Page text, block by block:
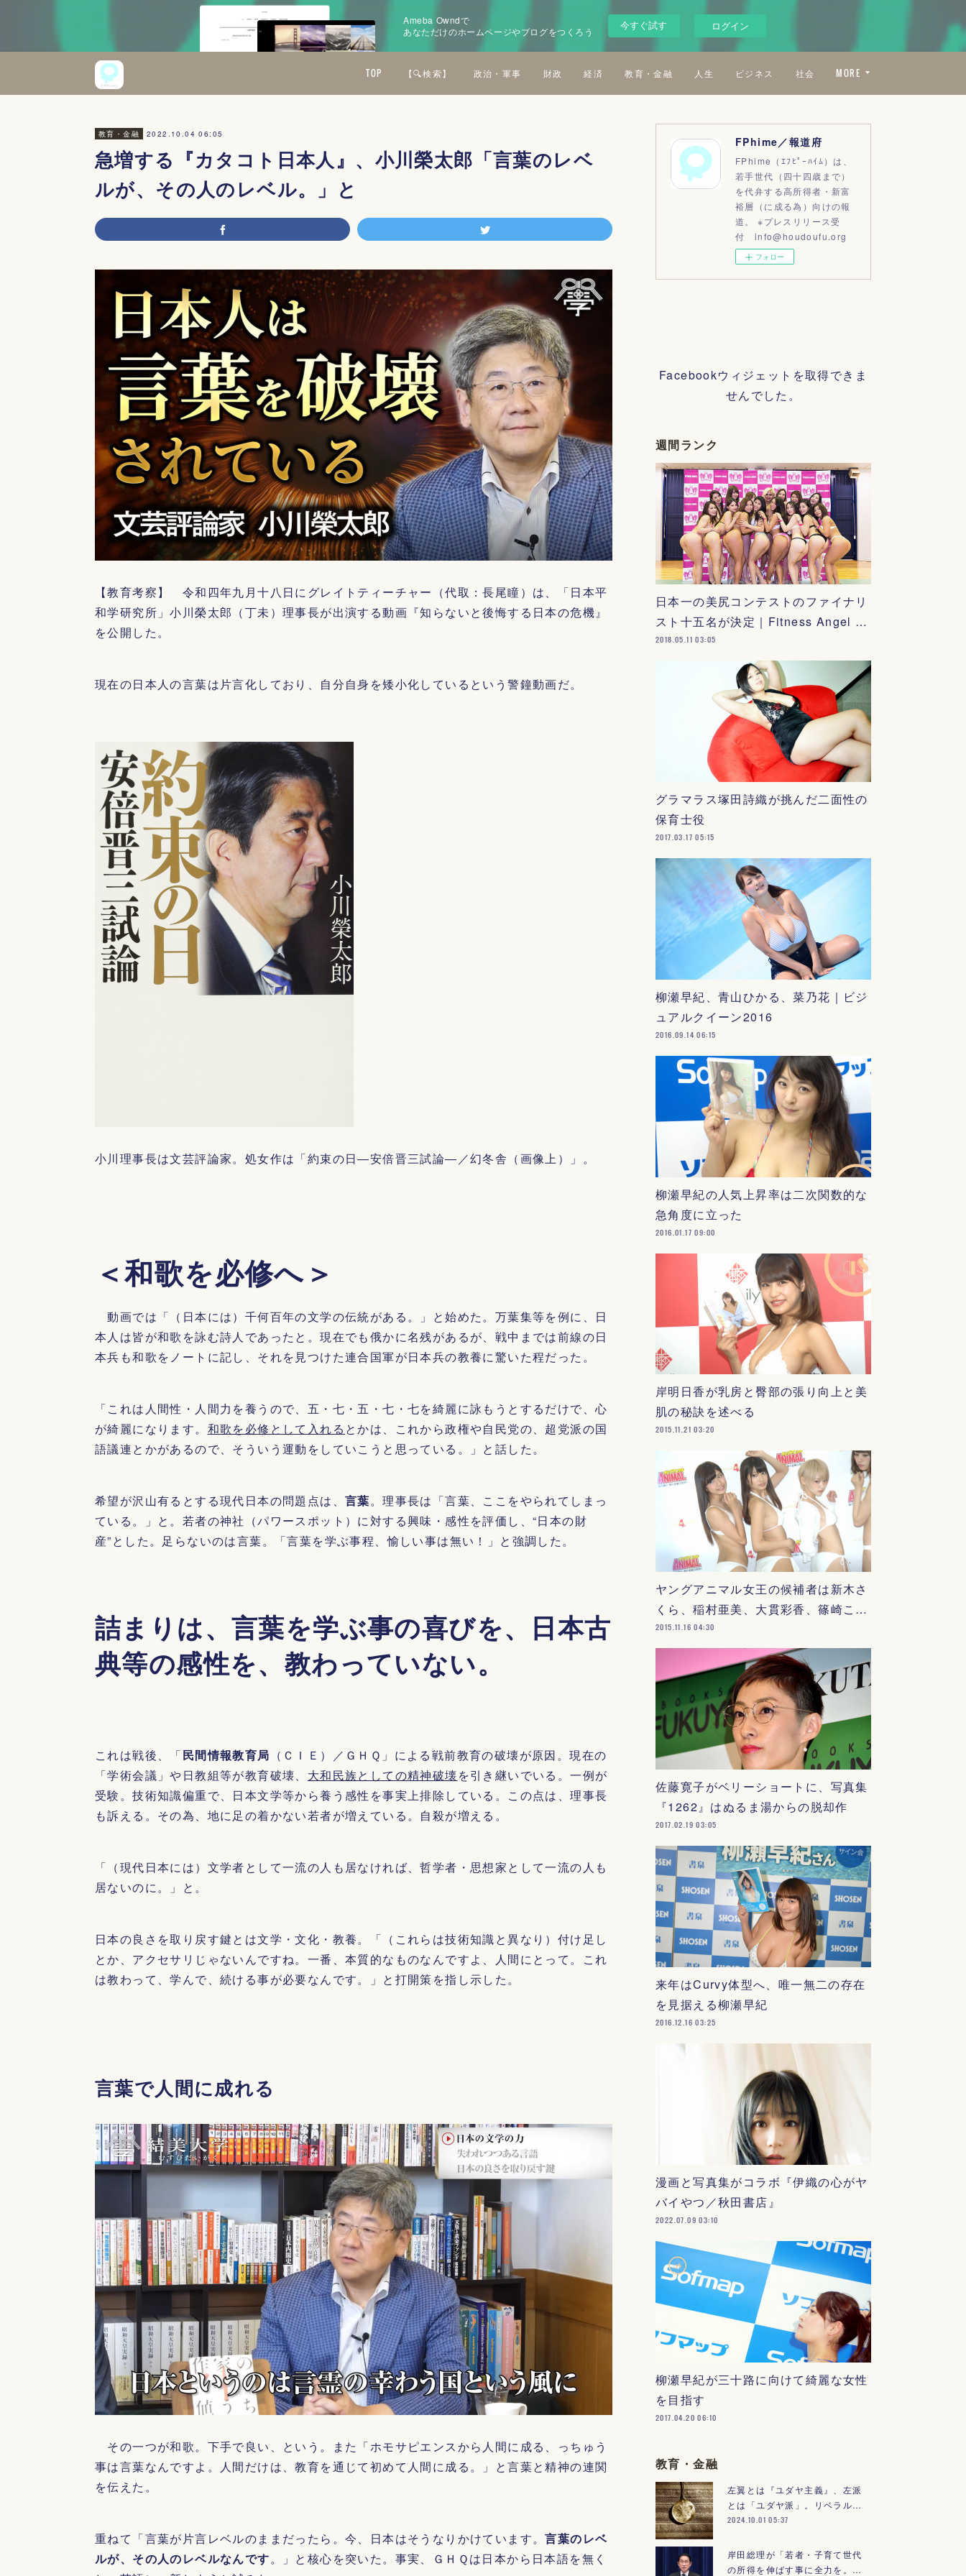
Ameba Owndで
あなただけのホームページやブログをつくろう
今すぐ試す ログイン
TOP 【🔍検索】 政治・軍事 財政 経済 教育・金融 人生 ビジネス 社会 MORE
教育・金融 2022.10.04 06:05
急増する『カタコト日本人』、小川榮太郎「言葉のレベ
ルが、その人のレベル。」と
【教育考察】 令和四年九月十八日にグレイトティーチャー（代取：長尾瞳）は、「日本平
和学研究所」小川榮太郎（丁未）理事長が出演する動画『知らないと後悔する日本の危機』
を公開した。
現在の日本人の言葉は片言化しており、自分自身を矮小化しているという警鐘動画だ。
小川理事長は文芸評論家。処女作は「約束の日―安倍晋三試論―／幻冬舎（画像上）」。
＜和歌を必修へ＞
動画では「（日本には）千何百年の文学の伝統がある。」と始めた。万葉集等を例に、日
本人は皆が和歌を詠む詩人であったと。現在でも俄かに名残があるが、戦中までは前線の日
本兵も和歌をノートに記し、それを見つけた連合国軍が日本兵の教養に驚いた程だった。
「これは人間性・人間力を養うので、五・七・五・七・七を綺麗に詠もうとするだけで、心
が綺麗になります。 和歌を必修として入れる とかは、これから政権や自民党の、超党派の国
語議連とかがあるので、そういう運動をしていこうと思っている。」と話した。
希望が沢山有るとする現代日本の問題点は、 言葉。理事長は「言葉、ここをやられてしまっ
ている。」と。若者の神社（パワースポット）に対する興味・感性を評価し、“日本の財
産”とした。足らないのは言葉。「言葉を学ぶ事程、愉しい事は無い！」と強調した。
詰まりは、言葉を学ぶ事の喜びを、日本古
典等の感性を、教わっていない。
これは戦後、「民間情報教育局 （ＣＩＥ）／ＧＨＱ」による戦前教育の破壊が原因。現在の
「学術会議」や日教組等が教育破壊、 大和民族としての精神破壊を引き継いでいる。一例が
受験。技術知識偏重で、日本文学等から養う感性を事実上排除している。この点は、理事長
も訴える。その為、地に足の着かない若者が増えている。自殺が増える。
「（現代日本には）文学者として一流の人も居なければ、哲学者・思想家として一流の人も
居ないのに。」と。
日本の良さを取り戻す鍵とは文学・文化・教養。「（これらは技術知識と異なり）付け足し
とか、アクセサリじゃないんですね。一番、本質的なものなんですよ、人間にとって。これ
は教わって、学んで、続ける事が必要なんです。」と打開策を指し示した。
言葉で人間に成れる
その一つが和歌。下手で良い、という。また「ホモサピエンスから人間に成る、っちゅう
事は言葉なんですよ。人間だけは、教育を通じて初めて人間に成る。」と言葉と精神の連関
を伝えた。
重ねて「言葉が片言レベルのままだったら。今、日本はそうなりかけています。言葉のレベ
ルが、その人のレベルなんです。」と核心を突いた。事実、ＧＨＱは日本から日本語を無く
FPhime／報道府
FPhime（ｴﾌﾋﾟｰﾊｲﾑ）は、
若手世代（四十四歳まで）
を代弁する高所得者・新富
裕層（に成る為）向けの報
道。 ※プレスリリース受
付 info@houdoufu.org
フォロー
Facebookウィジェットを取得できま
せんでした。
週間ランク
日本一の美尻コンテストのファイナリ
スト十五名が決定｜Fitness Angel …
2018.05.11 03:05
グラマラス塚田詩織が挑んだ二面性の
保育士役
2017.03.17 05:15
柳瀬早紀、青山ひかる、菜乃花｜ビジ
ュアルクイーン2016
2016.09.14 06:15
柳瀬早紀の人気上昇率は二次関数的な
急角度に立った
2016.01.17 09:00
岸明日香が乳房と臀部の張り向上と美
肌の秘訣を述べる
2015.11.21 03:20
ヤングアニマル女王の候補者は新木さ
くら、稲村亜美、大貫彩香、篠崎こ…
2015.11.16 04:30
佐藤寛子がベリーショートに、写真集
『1262』はぬるま湯からの脱却作
2017.02.19 03:05
来年はCurvy体型へ、唯一無二の存在
を見据える柳瀬早紀
2016.12.16 03:25
漫画と写真集がコラボ『伊織の心がヤ
バイやつ／秋田書店』
2022.07.09 03:10
柳瀬早紀が三十路に向けて綺麗な女性
を目指す
2017.04.20 06:10
教育・金融
左翼とは『ユダヤ主義』、左派
とは「ユダヤ派」。リベラル…
2024.10.01 05:37
岸田総理が「若者・子育て世代
の所得を伸ばす事に全力を。…